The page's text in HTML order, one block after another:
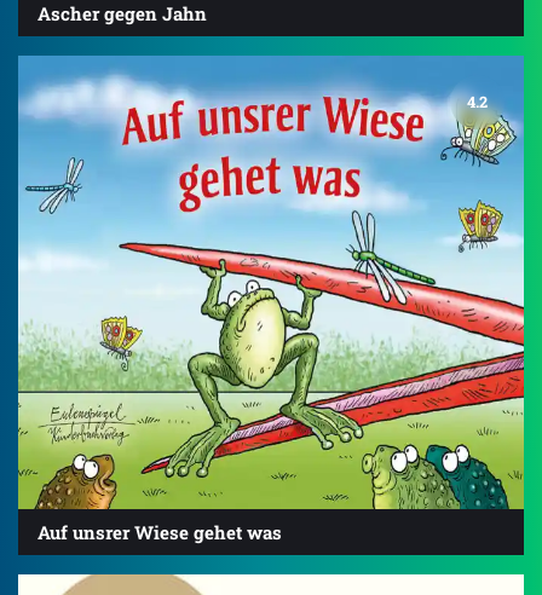
Ascher gegen Jahn
4.2
Auf unsrer Wiese gehet was